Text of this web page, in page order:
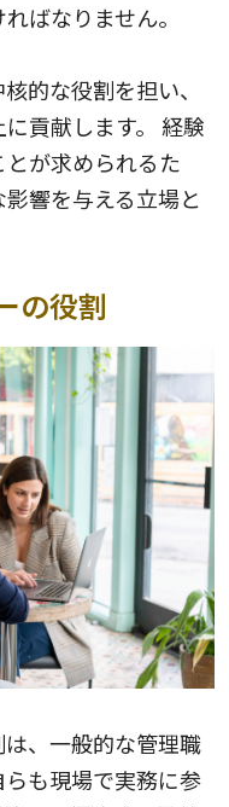
ばなりません。
的な役割を担い、
貢献します。 経験
が求められるた
響を与える立場と
の役割
、一般的な管理職
も現場で実務に参